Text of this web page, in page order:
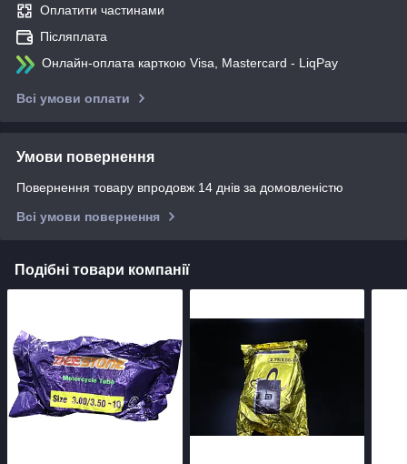
Оплатити частинами
Післяплата
Онлайн-оплата карткою Visa, Mastercard - LiqPay
Всі умови оплати
Умови повернення
Повернення товару впродовж 14 днів за домовленістю
Всі умови повернення
Подібні товари компанії